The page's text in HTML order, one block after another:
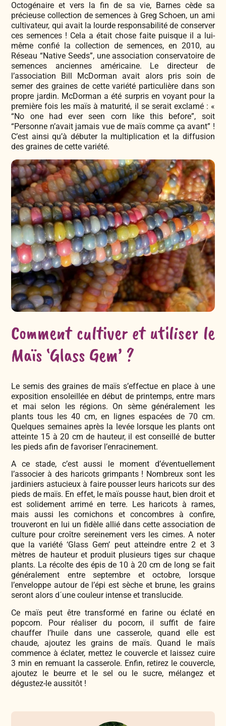
Octogénaire et vers la fin de sa vie, Barnes cède sa
précieuse collection de semences à Greg Schoen, un ami
cultivateur, qui avait la lourde responsabilité de conserver
ces semences ! Cela a était chose faite puisque il a lui-
même confié la collection de semences, en 2010, au
Réseau “Native Seeds”, une association conservatoire de
semences anciennes américaine. Le directeur de
l’association Bill McDorman avait alors pris soin de
semer des graines de cette variété particulière dans son
propre jardin. McDorman a été surpris en voyant pour la
première fois les maïs à maturité, il se serait exclamé : «
“No one had ever seen corn like this before”, soit
“Personne n’avait jamais vue de maïs comme ça avant” !
C’est ainsi qu’à débuter la multiplication et la diffusion
des graines de cette variété.
Comment cultiver et utiliser le
Maïs ‘Glass Gem’ ?
Le semis des graines de maïs s’effectue en place à une
exposition ensoleillée en début de printemps, entre mars
et mai selon les régions. On sème généralement les
plants tous les 40 cm, en lignes espacées de 70 cm.
Quelques semaines après la levée lorsque les plants ont
atteinte 15 à 20 cm de hauteur, il est conseillé de butter
les pieds afin de favoriser l’enracinement.
A ce stade, c’est aussi le moment d’éventuellement
l’associer à des haricots grimpants ! Nombreux sont les
jardiniers astucieux à faire pousser leurs haricots sur des
pieds de maïs. En effet, le maïs pousse haut, bien droit et
est solidement arrimé en terre. Les haricots à rames,
mais aussi les cornichons et concombres à confire,
trouveront en lui un fidèle allié dans cette association de
culture pour croître sereinement vers les cimes. A noter
que la variété ‘Glass Gem’ peut atteindre entre 2 et 3
mètres de hauteur et produit plusieurs tiges sur chaque
plants. La récolte des épis de 10 à 20 cm de long se fait
généralement entre septembre et octobre, lorsque
l’enveloppe autour de l’épi est sèche et brune, les grains
seront alors d´une couleur intense et translucide.
Ce maïs peut être transformé en farine ou éclaté en
popcorn. Pour réaliser du pocorn, il suffit de faire
chauffer l’huile dans une casserole, quand elle est
chaude, ajoutez les grains de maïs. Quand le maïs
commence à éclater, mettez le couvercle et laissez cuire
3 min en remuant la casserole. Enfin, retirez le couvercle,
ajoutez le beurre et le sel ou le sucre, mélangez et
dégustez-le aussitôt !